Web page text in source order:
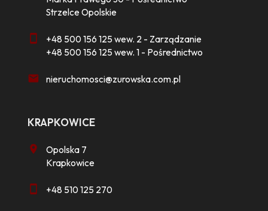
Strzelce Opolskie
+48 500 156 125 wew. 2 - Zarządzanie
+48 500 156 125 wew. 1 - Pośrednictwo
nieruchomosci@zurowska.com.pl
KRAPKOWICE
Opolska 7
Krapkowice
+48 510 125 270